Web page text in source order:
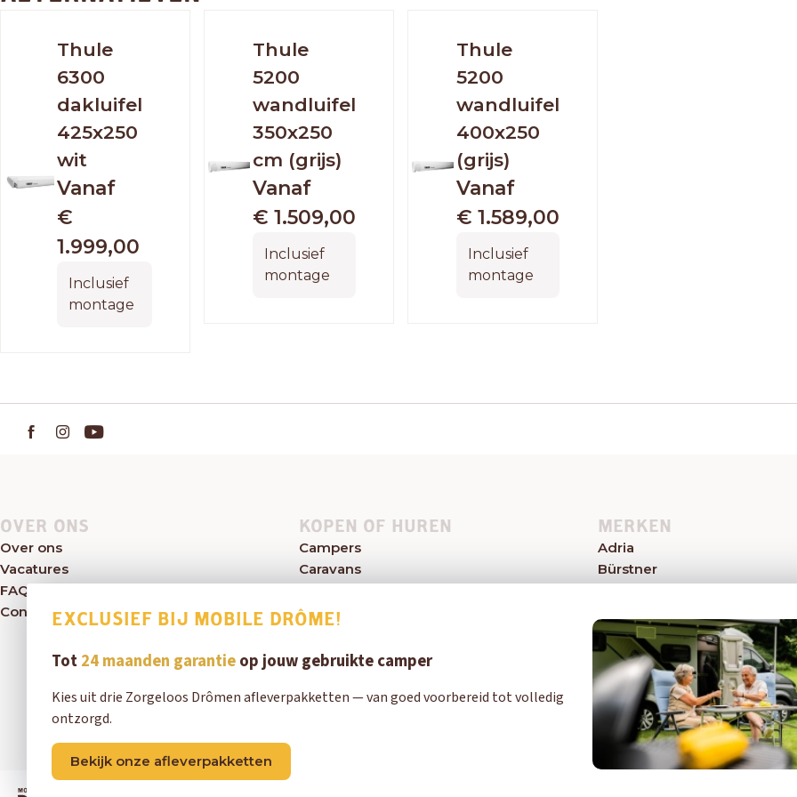
Thule
6300
dakluifel
425x250
wit
Vanaf
€
1.999,00
Inclusief
montage
Thule
5200
wandluifel
350x250
cm (grijs)
Vanaf
€ 1.509,00
Inclusief
montage
Thule
5200
wandluifel
400x250
(grijs)
Vanaf
€ 1.589,00
Inclusief
montage
OVER ONS
Over ons
Vacatures
FAQ
Contact
KOPEN OF HUREN
Campers
Caravans
Aanbod
MERKEN
Adria
Bürstner
Eriba
Eura Mobil
Hymer
Knaus
Exclusief bij Mobile Drôme!
EXCLUSIEF BIJ MOBILE DRÔME!
Tot24 maanden garantieop jouw gebruikte camper
Kies uit drie Zorgeloos Drômen afleverpakketten — van goed voorbereid tot volledig
ontzorgd.
Bekijk onze afleverpakketten